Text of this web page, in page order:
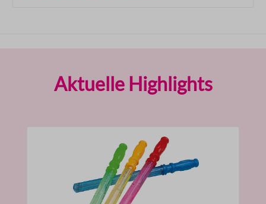
Aktuelle Highlights